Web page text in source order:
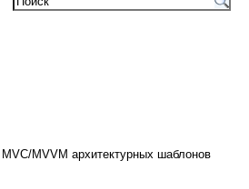
MVVM архитектурных шаблонов